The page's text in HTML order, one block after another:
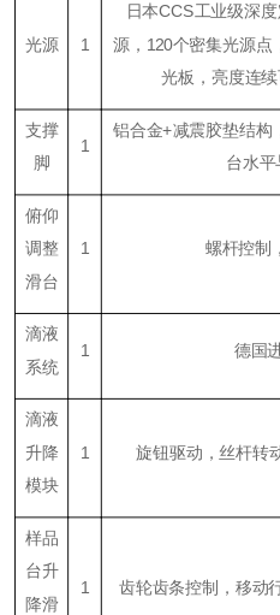
光源 1
日本CCS工业级深
源，120个密集光源点
光板，亮度连
支撑
脚
1
铝合金+减震胶垫结构
台水
俯仰
调整
滑台
1 螺杆控制
滴液
系统
1 德国
滴液
升降
模块
1 旋钮驱动，丝杆转
样品
台升
降滑
1 齿轮齿条控制，移动